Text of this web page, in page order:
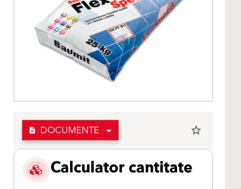
description DOCUMENTE star_border
Calculator cantitate